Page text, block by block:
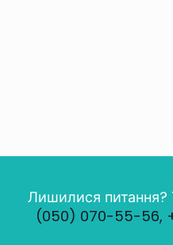
Лишилися питання?
(050) 070-55-56,